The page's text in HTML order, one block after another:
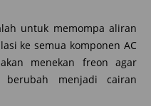
untuk memompa aliran
ke semua komponen AC
menekan freon agar
menjadi cairan